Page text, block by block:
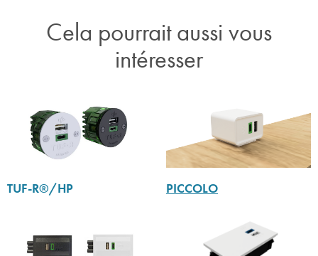
Cela pourrait aussi vous
intéresser
TUF-R®/HP PICCOLO